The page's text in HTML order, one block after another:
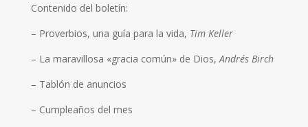
Contenido del boletín:
– Proverbios, una guía para la vida, Tim Keller
– La maravillosa «gracia común» de Dios,Andrés Birch
– Tablón de anuncios
– Cumpleaños del mes